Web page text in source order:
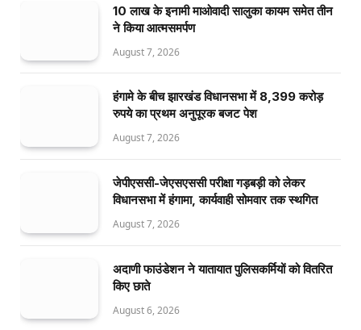
10 लाख के इनामी माओवादी सालुका कायम समेत तीन
ने किया आत्मसमर्पण
August 7, 2026
हंगामे के बीच झारखंड विधानसभा में 8,399 करोड़
रुपये का प्रथम अनुपूरक बजट पेश
August 7, 2026
जेपीएससी-जेएसएससी परीक्षा गड़बड़ी को लेकर
विधानसभा में हंगामा, कार्यवाही सोमवार तक स्थगित
August 7, 2026
अदाणी फाउंडेशन ने यातायात पुलिसकर्मियों को वितरित
किए छाते
August 6, 2026